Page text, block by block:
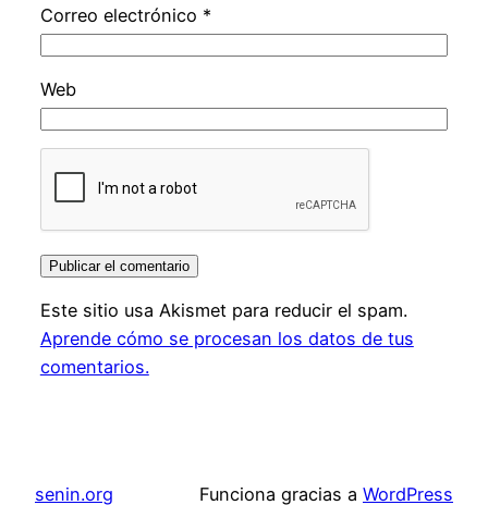
Correo electrónico *
Web
Este sitio usa Akismet para reducir el spam.
Aprende cómo se procesan los datos de tus
comentarios.
senin.org Funciona gracias a WordPress